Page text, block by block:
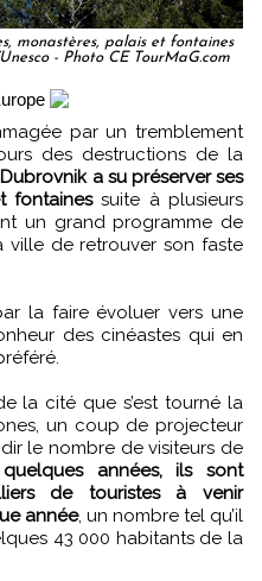
monastères, palais et fontaines
- Photo CE TourMaG.com
des destructions de la
Dubrovnik a su préserver ses
fontainessuite à plusieurs
un grand programme de
ville de retrouver son faste
la faire évoluer vers une
des cinéastes qui en
la cité que s’est tourné la
un coup de projecteur
le nombre de visiteurs de
années, ils sont
de touristes à venir
année, un nombre tel qu’il
43 000 habitants de la